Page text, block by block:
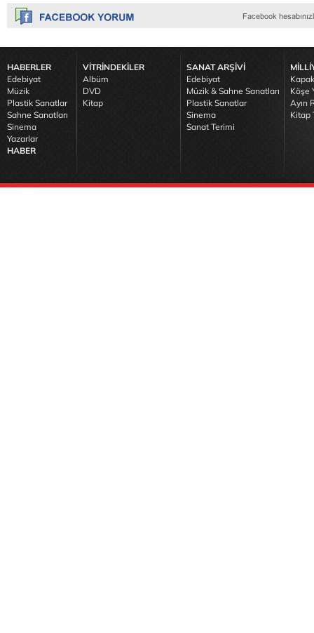
HABERLER
Edebiyat
Müzik
Plastik Sanatlar
Sahne Sanatları
Sinema
Yazarlar
HABER
VİTRİNDEKİLER
Albüm
DVD
Kitap
SANAT ARŞİVİ
Edebiyat
Müzik & Sahne Sanatları
Plastik Sanatlar
Sinema
Sanat Terimi
Köşe
Ayın
Kitap